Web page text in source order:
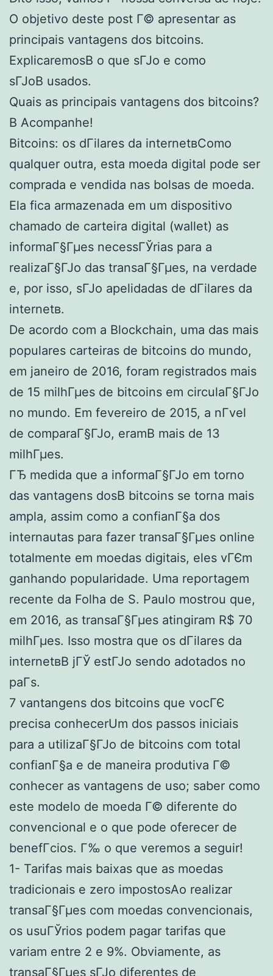
O objetivo deste post Г© apresentar as
principais vantagens dos bitcoins.
ExplicaremosВ o que sГЈo e como
sГЈoВ usados.
Quais as principais vantagens dos bitcoins?
В Acompanhe!
Bitcoins: os dГіlares da internetвComo
qualquer outra, esta moeda digital pode ser
comprada e vendida nas bolsas de moeda.
Ela fica armazenada em um dispositivo
chamado de carteira digital (wallet) as
informaГ§Гµes necessГЎrias para a
realizaГ§ГЈo das transaГ§Гµes, na verdade
e, por isso, sГЈo apelidadas de dГіlares da
internetв.
De acordo com a Blockchain, uma das mais
populares carteiras de bitcoins do mundo,
em janeiro de 2016, foram registrados mais
de 15 milhГµes de bitcoins em circulaГ§ГЈo
no mundo. Em fevereiro de 2015, a nГ­vel
de comparaГ§ГЈo, eramВ mais de 13
milhГµes.
ГЂ medida que a informaГ§ГЈo em torno
das vantagens dosВ bitcoins se torna mais
ampla, assim como a confianГ§a dos
internautas para fazer transaГ§Гµes online
totalmente em moedas digitais, eles vГЄm
ganhando popularidade. Uma reportagem
recente da Folha de S. Paulo mostrou que,
em 2016, as transaГ§Гµes atingiram R$ 70
milhГµes. Isso mostra que os dГіlares da
internetвВ jГЎ estГЈo sendo adotados no
paГ­s.
7 vantangens dos bitcoins que vocГЄ
precisa conhecerUm dos passos iniciais
para a utilizaГ§ГЈo de bitcoins com total
confianГ§a e de maneira produtiva Г©
conhecer as vantagens de uso; saber como
este modelo de moeda Г© diferente do
convencional e o que pode oferecer de
benefГ­cios. Г‰ o que veremos a seguir!
1- Tarifas mais baixas que as moedas
tradicionais e zero impostosAo realizar
transaГ§Гµes com moedas convencionais,
os usuГЎrios podem pagar tarifas que
variam entre 2 e 9%. Obviamente, as
transaГ§Гµes sГЈo diferentes de